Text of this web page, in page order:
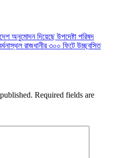
অনুমোদন দিয়েছে উপদেষ্টা পরিষদ
রাজধানীর ৩০০ ফিটে উচ্ছ্বসিত
Required fields are